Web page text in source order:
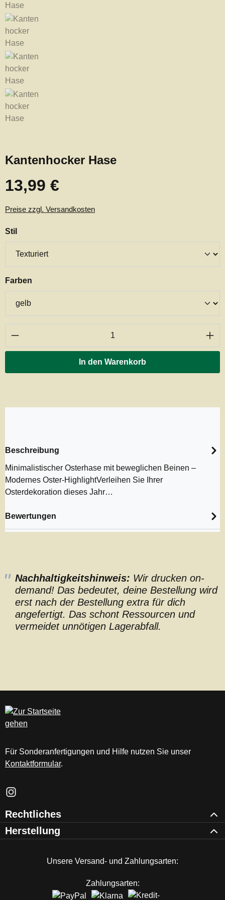
Kantenhocker Hase
Regulärer Preis:
13,99 €
Preise zzgl. Versandkosten
Stilauswählen
Farben
Produkt Anzahl: Gib den gewünschten
In den Warenkorb
Beschreibung
Minimalistischer Osterhase mit beweglichen Beinen –
Modernes Oster-HighlightVerleihen Sie Ihrer
Osterdekoration dieses Jahr…
Bewertungen
Nachhaltigkeitshinweis: Wir drucken on-
demand! Das bedeutet, deine Bestellung wird
erst nach der Bestellung extra für dich
angefertigt. Das schont Ressourcen und
vermeidet unnötigen Lagerabfall.
Für Sonderanfertigungen und Hilfe nutzen Sie unser
Kontaktformular.
Schau auf Instagram vorbei – öffnet in neuem Tab (externer
Rechtliches
Herstellung
Unsere Versand- und Zahlungsarten:
Zahlungsarten: